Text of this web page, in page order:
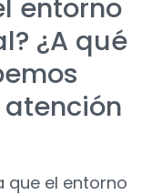
entorno
¿A qué
que el entorno